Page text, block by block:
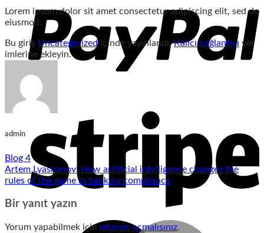
Lorem ipsum dolor sit amet consectetur adipiscing elit, sed do
eiusmod.
Bu giriş Uncategorized içinde yayınlandı.Kalıcı bağlantıyı yer
imlerine ekleyin.
admin
Blog 4
Artem Lyashanov: How artificial intelligence changes the
rules of the game in banking compliance
Bir yanıt yazın
Yorum yapabilmek için oturum açmalısınız.